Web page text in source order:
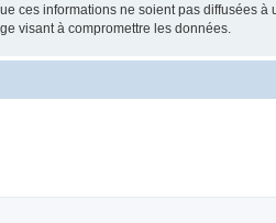
ces informations ne soient pas diffusées
visant à compromettre les données.